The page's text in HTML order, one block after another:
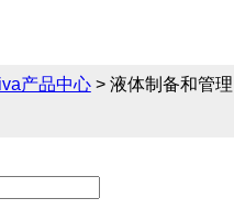
产品中心> 液体制备和管理